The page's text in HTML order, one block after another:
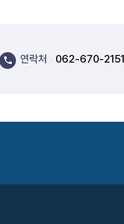
연락처 062-670-